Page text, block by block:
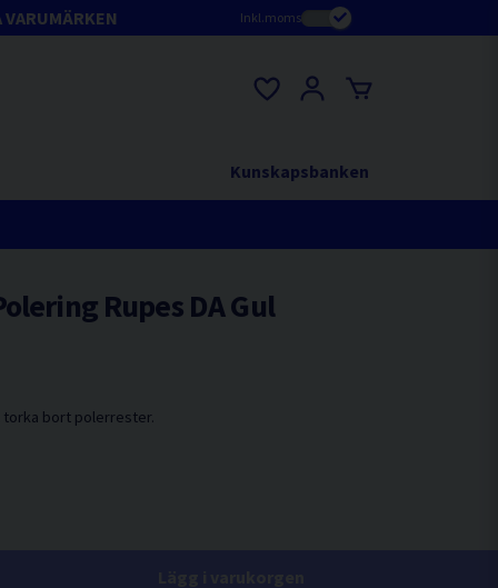
Inkl.moms
Kunskapsbanken
Rupes DA Gul
bort polerrester.